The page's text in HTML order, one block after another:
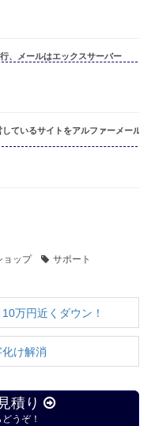
、メールはエックスサーバー
ているサイトをアルファーメール
ョップ サポート
万円近くダウン！
け解消
積り
うぞ！